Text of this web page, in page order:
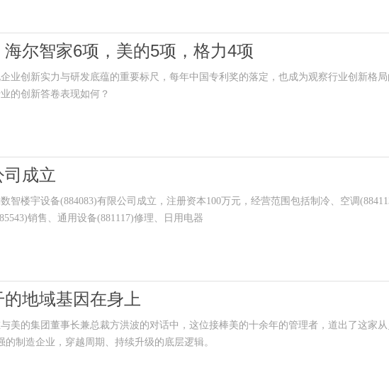
尔智家6项，美的5项，格力4项
业创新实力与研发底蕴的重要标尺，每年中国专利奖的落定，也成为观察行业创新格局
的创新答卷表现如何？
成立
楼宇设备(884083)有限公司成立，注册资本100万元，经营范围包括制冷、空调
销售、通用设备(881117)修理、日用电器
地域基因在身上
的集团董事长兼总裁方洪波的对话中，这位接棒美的十余年的管理者，道出了这家从
的制造企业，穿越周期、持续升级的底层逻辑。